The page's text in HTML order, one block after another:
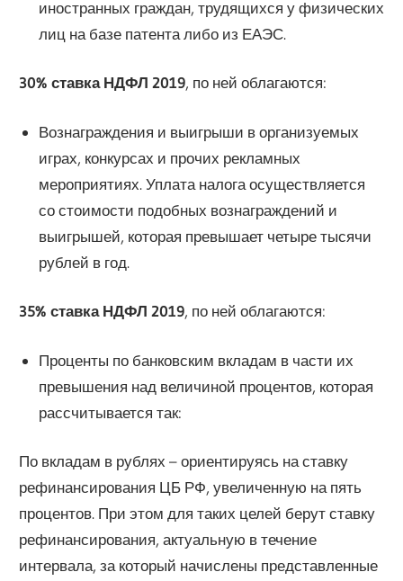
иностранных граждан, трудящихся у физических
лиц на базе патента либо из ЕАЭС.
30% ставка НДФЛ 2019, по ней облагаются:
Вознаграждения и выигрыши в организуемых
играх, конкурсах и прочих рекламных
мероприятиях. Уплата налога осуществляется
со стоимости подобных вознаграждений и
выигрышей, которая превышает четыре тысячи
рублей в год.
35% ставка НДФЛ 2019, по ней облагаются:
Проценты по банковским вкладам в части их
превышения над величиной процентов, которая
рассчитывается так:
По вкладам в рублях – ориентируясь на ставку
рефинансирования ЦБ РФ, увеличенную на пять
процентов. При этом для таких целей берут ставку
рефинансирования, актуальную в течение
интервала, за который начислены представленные